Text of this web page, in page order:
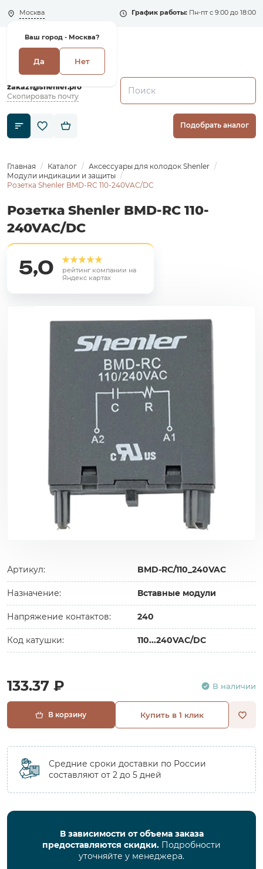
Москва
Ваш город - Москва?
Да Нет
График работы: Пн-пт с 9:00 до 18:00
+7 (495) 135-135-5
zakaz1@shenler.pro
Скопировать почту
Подобрать аналог
Главная Каталог
Аксессуары для колодок Shenler
Модули индикации и защиты
Розетка Shenler BMD-RC 110-240VAC/DC
Розетка Shenler BMD-RC 110-
240VAC/DC
5,0
рейтинг компании на
Яндекс картах
Артикул: BMD-RC/110_240VAC
Назначение: Вставные модули
Напряжение контактов: 240
Код катушки: 110...240VAC/DC
133.37 ₽ В наличии
В корзину Купить в 1 клик
Средние сроки доставки по России
составляют от 2 до 5 дней
В зависимости от объема заказа
предоставляются скидки. Подробности
уточняйте у менеджера.